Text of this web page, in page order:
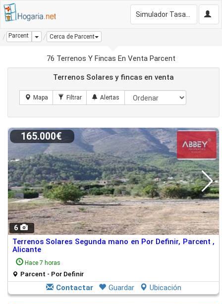
Parcent Dropdown
Cerca de Parcent
76 Terrenos Y Fincas En Venta Parcent
Terrenos Solares y fincas en venta
6
165.000€
Terrenos Solares Segunda mano en Por Definir, Parcent ,
Alicante
Hace 7 horas
Parcent - Por Definir
Contactar Guardar Ubicación